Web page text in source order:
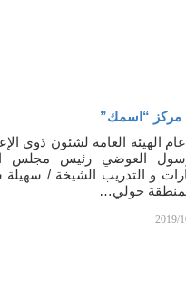
مركز “اسمك”
الهيئة العامة لشئون ذوي
العوضي رئيس مجلس
و التدريب الشيخة / سهيلة
بمنطقة حولي…
2019/